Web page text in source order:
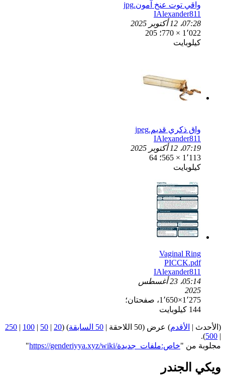
واقي توت عنخ آمون.jpg
IAlexander811
07:28، 12 أكتوبر 2025
1٬022 × 770؛ 205
كيلوبايت
واق ذكري قديم.jpeg
IAlexander811
07:19، 12 أكتوبر 2025
1٬113 × 565؛ 64
كيلوبايت
Vaginal Ring
PICCK.pdf
IAlexander811
05:14، 23 أغسطس
2025
1٬275×1٬650، صفحتان؛
144 كيلوبايت
(الأحدث | الأقدم) عرض (50 اللاحقة | 50 السابقة ) (
20
50
100
250
500
).
مجلوبة من "https://genderiyya.xyz/wiki/خاص:ملفات_جديدة "
ويكي الجندر